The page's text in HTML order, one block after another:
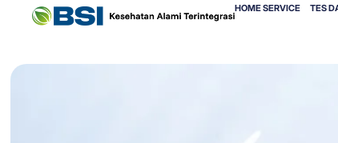
HOME SERVICE TES